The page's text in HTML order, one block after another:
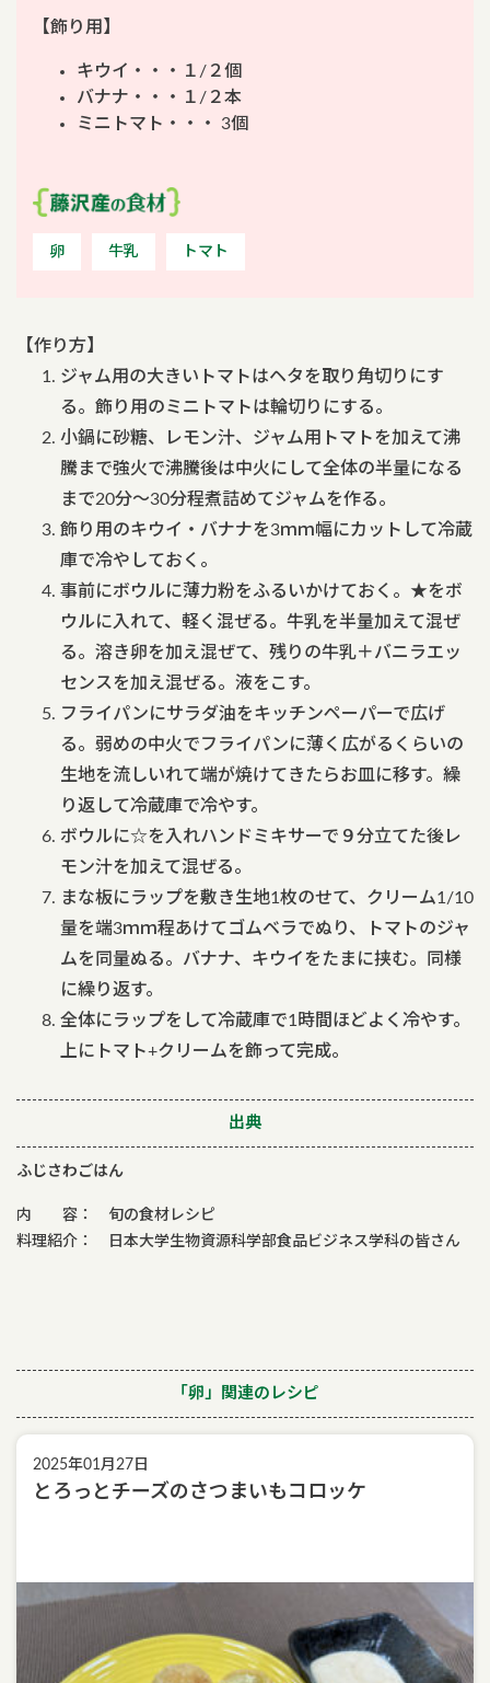
【飾り用】
キウイ・・・１/２個
バナナ・・・１/２本
ミニトマト・・・ 3個
卵 牛乳 トマト
【作り方】
ジャム用の大きいトマトはヘタを取り角切りにす
る。飾り用のミニトマトは輪切りにする。
小鍋に砂糖、レモン汁、ジャム用トマトを加えて沸
騰まで強火で沸騰後は中火にして全体の半量になる
まで20分～30分程煮詰めてジャムを作る。
飾り用のキウイ・バナナを3ｍｍ幅にカットして冷蔵
庫で冷やしておく。
事前にボウルに薄力粉をふるいかけておく。★をボ
ウルに入れて、軽く混ぜる。牛乳を半量加えて混ぜ
る。溶き卵を加え混ぜて、残りの牛乳＋バニラエッ
センスを加え混ぜる。液をこす。
フライパンにサラダ油をキッチンペーパーで広げ
る。弱めの中火でフライパンに薄く広がるくらいの
生地を流しいれて端が焼けてきたらお皿に移す。繰
り返して冷蔵庫で冷やす。
ボウルに☆を入れハンドミキサーで９分立てた後レ
モン汁を加えて混ぜる。
まな板にラップを敷き生地1枚のせて、クリーム1/10
量を端3ｍｍ程あけてゴムベラでぬり、トマトのジャ
ムを同量ぬる。バナナ、キウイをたまに挟む。同様
に繰り返す。
全体にラップをして冷蔵庫で1時間ほどよく冷やす。
上にトマト+クリームを飾って完成。
出典
ふじさわごはん
内 容： 旬の食材レシピ
料理紹介： 日本大学生物資源科学部食品ビジネス学科の皆さん
「卵」関連のレシピ
2025年01月27日
とろっとチーズのさつまいもコロッケ